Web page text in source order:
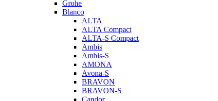
Grohe
Blanco
ALTA
ALTA Compact
ALTA-S Compact
Ambis
Ambis-S
AMONA
Avona-S
BRAVON
BRAVON-S
Candor